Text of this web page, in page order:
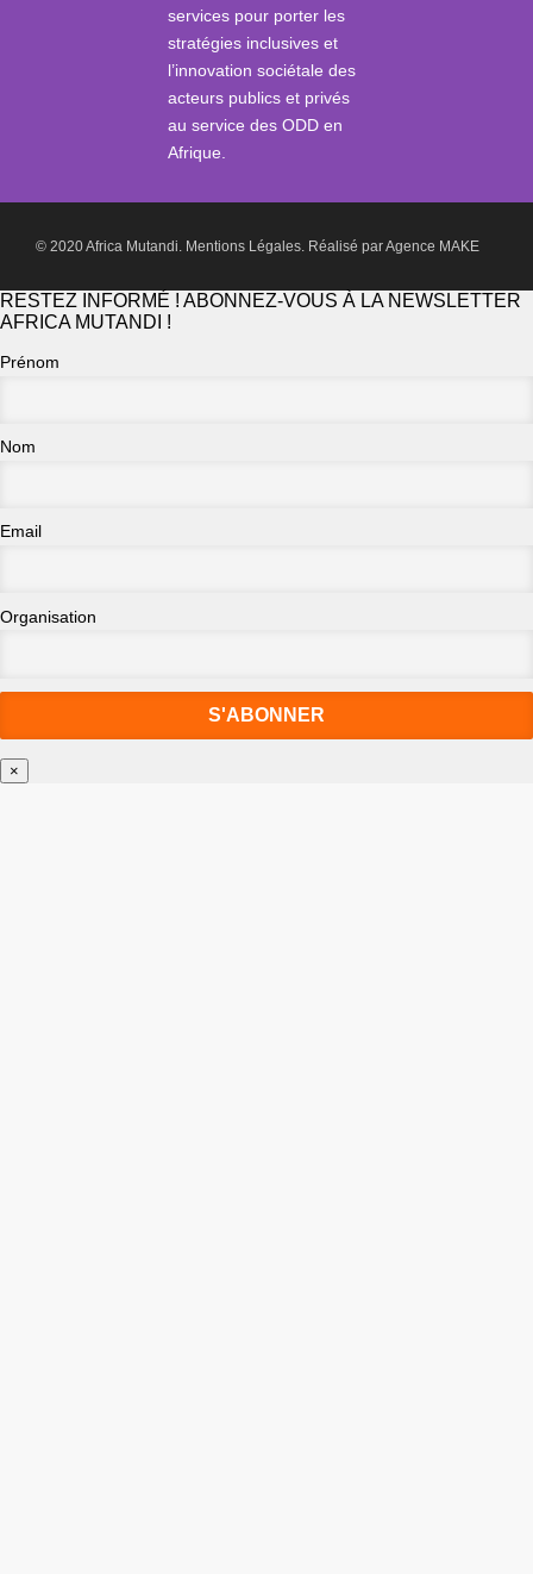
services pour porter les
stratégies inclusives et
l’innovation sociétale des
acteurs publics et privés
au service des ODD en
Afrique.
© 2020 Africa Mutandi. Mentions Légales. Réalisé parAgence MAKE
RESTEZ INFORMÉ ! ABONNEZ-VOUS À LA NEWSLETTER
AFRICA MUTANDI !
Prénom
Nom
Email
Organisation
×